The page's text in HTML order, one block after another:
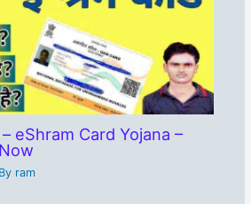
– eShram Card Yojana –
ram